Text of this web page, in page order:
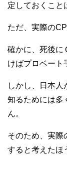
定しておくこと
ただ、実際の
確かに、死後に
けばプロベート
しかし、日本
知るためには多
ん。
そのため、実際
すると考えたほ